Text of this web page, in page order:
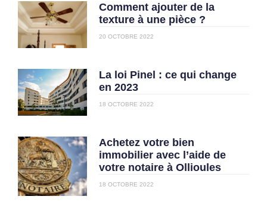
Comment ajouter de la
texture à une pièce ?
20 OCTOBRE 2022
La loi Pinel : ce qui change
en 2023
18 OCTOBRE 2022
Achetez votre bien
immobilier avec l’aide de
votre notaire à Ollioules
18 OCTOBRE 2022